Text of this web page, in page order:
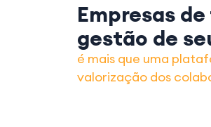
Empresas
gestão de
é mais que uma
valorização dos